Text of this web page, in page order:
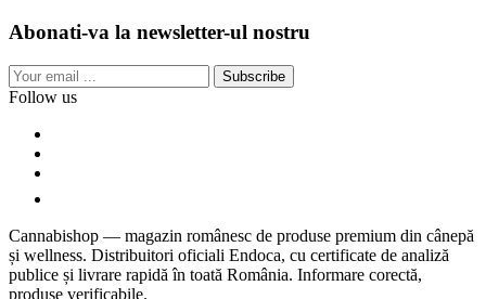
Abonati-va la newsletter-ul nostru
Subscribe
Follow us
Cannabishop — magazin românesc de produse premium din cânepă
și wellness. Distribuitori oficiali Endoca, cu certificate de analiză
publice și livrare rapidă în toată România. Informare corectă,
produse verificabile.